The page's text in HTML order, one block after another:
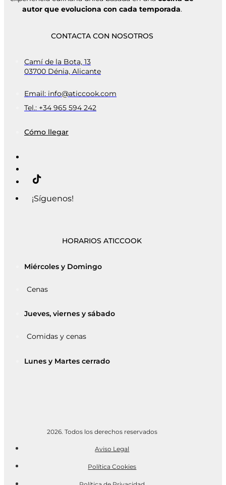
autor que evoluciona con cada temporada.
CONTACTA CON NOSOTROS
Camí de la Bota, 13
03700 Dénia, Alicante
Email: info@aticcook.com
Tel.: +34 965 594 242
Cómo llegar
¡Síguenos!
HORARIOS ATICCOOK
Miércoles y Domingo
Cenas
Jueves, viernes y sábado
Comidas y cenas
Lunes y Martes cerrado
2026. Todos los derechos reservados​
Aviso Legal
Política Cookies